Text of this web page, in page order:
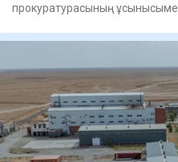
прокуратурасының